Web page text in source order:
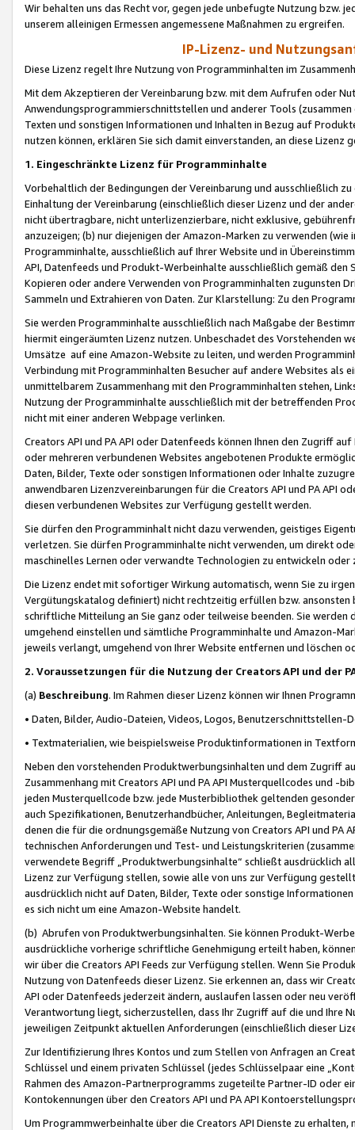
Wir behalten uns das Recht vor, gegen jede unbefugte Nutzung bzw.
unserem alleinigen Ermessen angemessene Maßnahmen zu ergreifen.
IP-Lizenz- und
Diese Lizenz regelt Ihre Nutzung von Programminhalten im
Mit dem Akzeptieren der Vereinbarung bzw. mit dem Aufrufen oder
Anwendungsprogrammierschnittstellen und anderer Tools (zusammen
Texten und sonstigen Informationen und Inhalten in Bezug auf
nutzen können, erklären Sie sich damit einverstanden, an diese Lizenz
1. Eingeschränkte Lizenz für Programminhalte
Vorbehaltlich der Bedingungen der Vereinbarung und ausschließlich
Einhaltung der Vereinbarung (einschließlich dieser Lizenz und der
nicht übertragbare, nicht unterlizenzierbare, nicht exklusive,
anzuzeigen; (b) nur diejenigen der Amazon-Marken zu verwenden
Programminhalte, ausschließlich auf Ihrer Website und in
API, Datenfeeds und Produkt-Werbeinhalte ausschließlich gemäß
Kopieren oder andere Verwenden von Programminhalten zugunsten
Sammeln und Extrahieren von Daten. Zur Klarstellung: Zu den
Sie werden Programminhalte ausschließlich nach Maßgabe der
hiermit eingeräumten Lizenz nutzen. Unbeschadet des Vorstehenden
Umsätze auf eine Amazon-Website zu leiten, und werden
Verbindung mit Programminhalten Besucher auf andere Websites als
unmittelbarem Zusammenhang mit den Programminhalten stehen,
Nutzung der Programminhalte ausschließlich mit der betreffenden
nicht mit einer anderen Webpage verlinken.
Creators API und PA API oder Datenfeeds können Ihnen den Zugriff
oder mehreren verbundenen Websites angebotenen Produkte
Daten, Bilder, Texte oder sonstigen Informationen oder Inhalte
anwendbaren Lizenzvereinbarungen für die Creators API und PA API
diesen verbundenen Websites zur Verfügung gestellt werden.
Sie dürfen den Programminhalt nicht dazu verwenden, geistiges
verletzen. Sie dürfen Programminhalte nicht verwenden, um direkt
maschinelles Lernen oder verwandte Technologien zu entwickeln
Die Lizenz endet mit sofortiger Wirkung automatisch, wenn Sie zu
Vergütungskatalog definiert) nicht rechtzeitig erfüllen bzw. ansonsten
schriftliche Mitteilung an Sie ganz oder teilweise beenden. Sie werden
umgehend einstellen und sämtliche Programminhalte und Amazon-
jeweils verlangt, umgehend von Ihrer Website entfernen und löschen
2. Voraussetzungen für die Nutzung der Creators API und der
(a) Beschreibung. Im Rahmen dieser Lizenz können wir Ihnen
• Daten, Bilder, Audio-Dateien, Videos, Logos, Benutzerschnittstellen-
• Textmaterialien, wie beispielsweise Produktinformationen in
Neben den vorstehenden Produktwerbungsinhalten und dem Zugriff
Zusammenhang mit Creators API und PA API Musterquellcodes und
jeden Musterquellcode bzw. jede Musterbibliothek geltenden
auch Spezifikationen, Benutzerhandbücher, Anleitungen,
denen die für die ordnungsgemäße Nutzung von Creators API und PA
technischen Anforderungen und Test- und Leistungskriterien
verwendete Begriff „Produktwerbungsinhalte“ schließt ausdrücklich
Lizenz zur Verfügung stellen, sowie alle von uns zur Verfügung
ausdrücklich nicht auf Daten, Bilder, Texte oder sonstige
es sich nicht um eine Amazon-Website handelt.
(b) Abrufen von Produktwerbungsinhalten. Sie können Produkt-
ausdrückliche vorherige schriftliche Genehmigung erteilt haben,
wir über die Creators API Feeds zur Verfügung stellen. Wenn Sie
Nutzung von Datenfeeds dieser Lizenz. Sie erkennen an, dass wir
API oder Datenfeeds jederzeit ändern, auslaufen lassen oder neu
Verantwortung liegt, sicherzustellen, dass Ihr Zugriff auf die und Ihre
jeweiligen Zeitpunkt aktuellen Anforderungen (einschließlich dieser
Zur Identifizierung Ihres Kontos und zum Stellen von Anfragen an
Schlüssel und einem privaten Schlüssel (jedes Schlüsselpaar eine
Rahmen des Amazon-Partnerprogramms zugeteilte Partner-ID oder
Kontokennungen über den Creators API und PA API
Um Programmwerbeinhalte über die Creators API Dienste zu